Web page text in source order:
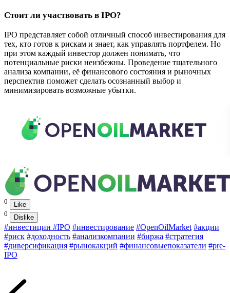
Cтоит ли участвовать в IPO?
IPO представляет собой отличный способ инвестирования для
тех, кто готов к рискам и знает, как управлять портфелем. Но
при этом каждый инвестор должен понимать, что
потенциальные риски неизбежны. Проведение тщательного
анализа компании, её финансового состояния и рыночных
перспектив поможет сделать осознанный выбор и
минимизировать возможные убытки.
0
Like
0
Dislike
#инвестиции #IPO #инвестирование #OpenOilMarket #акции
#риск #доходность #анализкомпании #биржа #стратегия
#диверсификация #рынокакций #финансовыепоказатели #pre-
IPO